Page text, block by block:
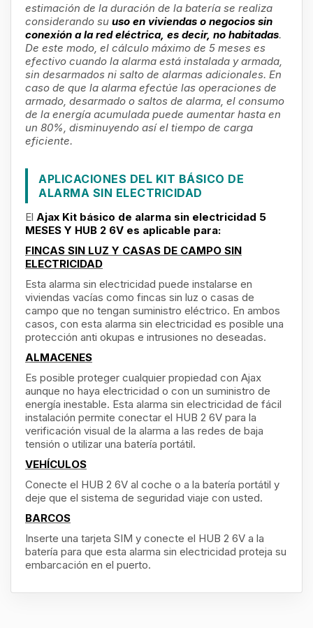
estimación de la duración de la batería se realiza
considerando su uso en viviendas o negocios sin
conexión a la red eléctrica, es decir, no habitadas.
De este modo, el cálculo máximo de 5 meses es
efectivo cuando la alarma está instalada y armada,
sin desarmados ni salto de alarmas adicionales. En
caso de que la alarma efectúe las operaciones de
armado, desarmado o saltos de alarma, el consumo
de la energía acumulada puede aumentar hasta en
un 80%, disminuyendo así el tiempo de carga
eficiente.
APLICACIONES DEL KIT BÁSICO DE
ALARMA SIN ELECTRICIDAD
El Ajax Kit básico de alarma sin electricidad 5
MESES Y HUB 2 6V es aplicable para:
FINCAS SIN LUZ Y CASAS DE CAMPO SIN
ELECTRICIDAD
Esta alarma sin electricidad puede instalarse en
viviendas vacías como fincas sin luz o casas de
campo que no tengan suministro eléctrico. En ambos
casos, con esta alarma sin electricidad es posible una
protección anti okupas e intrusiones no deseadas.
ALMACENES
Es posible proteger cualquier propiedad con Ajax
aunque no haya electricidad o con un suministro de
energía inestable. Esta alarma sin electricidad de fácil
instalación permite conectar el HUB 2 6V para la
verificación visual de la alarma a las redes de baja
tensión o utilizar una batería portátil.
VEHÍCULOS
Conecte el HUB 2 6V al coche o a la batería portátil y
deje que el sistema de seguridad viaje con usted.
BARCOS
Inserte una tarjeta SIM y conecte el HUB 2 6V a la
batería para que esta alarma sin electricidad proteja su
embarcación en el puerto.